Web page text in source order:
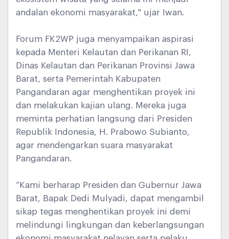
andalan ekonomi masyarakat," ujar Iwan.
Forum FK2WP juga menyampaikan aspirasi
kepada Menteri Kelautan dan Perikanan RI,
Dinas Kelautan dan Perikanan Provinsi Jawa
Barat, serta Pemerintah Kabupaten
Pangandaran agar menghentikan proyek ini
dan melakukan kajian ulang. Mereka juga
meminta perhatian langsung dari Presiden
Republik Indonesia, H. Prabowo Subianto,
agar mendengarkan suara masyarakat
Pangandaran.
“Kami berharap Presiden dan Gubernur Jawa
Barat, Bapak Dedi Mulyadi, dapat mengambil
sikap tegas menghentikan proyek ini demi
melindungi lingkungan dan keberlangsungan